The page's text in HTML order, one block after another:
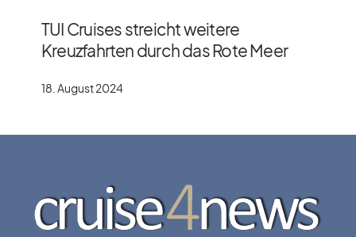
TUI Cruises streicht weitere
Kreuzfahrten durch das Rote Meer
18. August 2024